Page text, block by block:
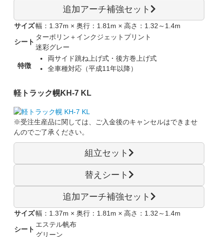
追加アーチ補強セット
サイズ幅：1.37m × 奥行：1.81m × 高さ：1.32～1.4m
シート
ターポリン＋インクジェットプリント
迷彩グレー
特徴
両サイド跳ね上げ式・後方巻上げ式
全車種対応（平成11年以降）
軽トラック幌KH-7 KL
※受注生産品に関しては、
ご入金後のキャンセルはできませ
んのでご了承ください。
組立セット
替えシート
追加アーチ補強セット
サイズ幅：1.37m × 奥行：1.81m × 高さ：1.32～1.4m
シート
エステル帆布
グリーン